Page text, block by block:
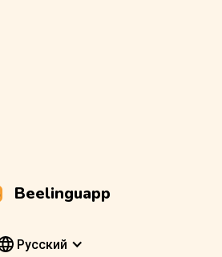
Beelinguapp
Pусский